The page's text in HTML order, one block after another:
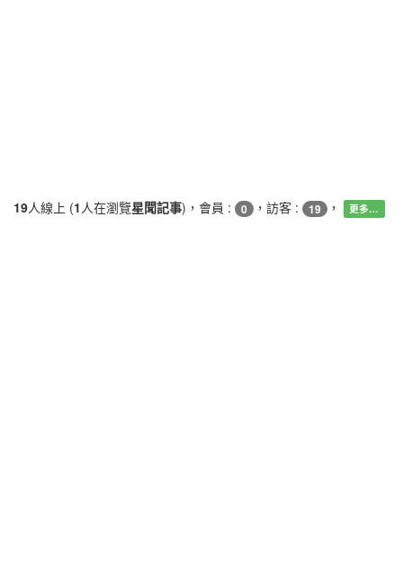
19人線上 (1人在瀏覽星聞記事)，會員 : 0 ，訪客 : 19 ， 更多…